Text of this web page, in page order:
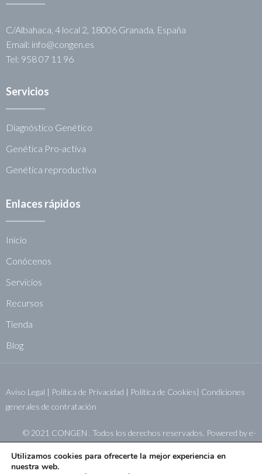
C/Albahaca, 4 local 2, 18006 Granada, España
Email: info@congen.es
Tel: 958 07 11 96
Servicios
Diagnóstico Genético
Genética Pro-activa
Genética reproductiva
Enlaces rápidos
Inicio
Conócenos
Servicios
Recursos
Tienda
Blog
Aviso Legal | Política de Privacidad | Política de Cookies| Condiciones
generales de contratación
© 2021 CONGEN . Todos los derechos reservados. Powered bye-
Utilizamos cookies para ofrecerte la mejor experiencia en
nuestra web.